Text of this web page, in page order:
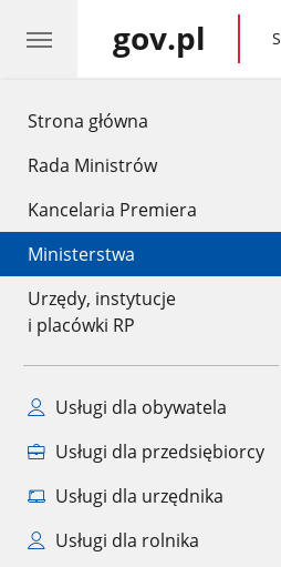
Strona główna
Rada Ministrów
Kancelaria Premiera
Ministerstwa
Urzędy, instytucje
i placówki RP
Usługi dla obywatela
Usługi dla przedsiębiorcy
Usługi dla urzędnika
Usługi dla rolnika
gov.pl